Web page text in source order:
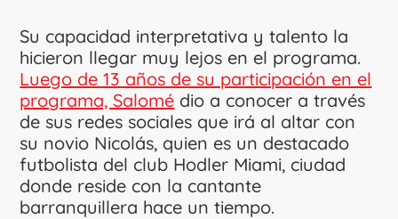
Su capacidad interpretativa y talento la
hicieron llegar muy lejos en el programa.
Luego de 13 años de su participación en el
programa, Salomé dio a conocer a través
de sus redes sociales que irá al altar con
su novio Nicolás, quien es un destacado
futbolista del club Hodler Miami, ciudad
donde reside con la cantante
barranquillera hace un tiempo.